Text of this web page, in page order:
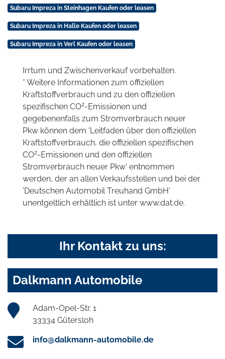
Subaru Impreza in Steinhagen Kaufen oder leasen
Subaru Impreza in Halle Kaufen oder leasen
Subaru Impreza in Verl Kaufen oder leasen
Irrtum und Zwischenverkauf vorbehalten.
* Weitere Informationen zum offiziellen
Kraftstoffverbrauch und zu den offiziellen
spezifischen CO2-Emissionen und
gegebenenfalls zum Stromverbrauch neuer
Pkw können dem 'Leitfaden über den offiziellen
Kraftstoffverbrauch, die offiziellen spezifischen
CO2-Emissionen und den offiziellen
Stromverbrauch neuer Pkw' entnommen
werden, der an allen Verkaufsstellen und bei der
'Deutschen Automobil Treuhand GmbH'
unentgeltlich erhältlich ist unter www.dat.de.
Ihr Kontakt zu uns:
Dalkmann Automobile
Adam-Opel-Str. 1
33334 Gütersloh
info@dalkmann-automobile.de